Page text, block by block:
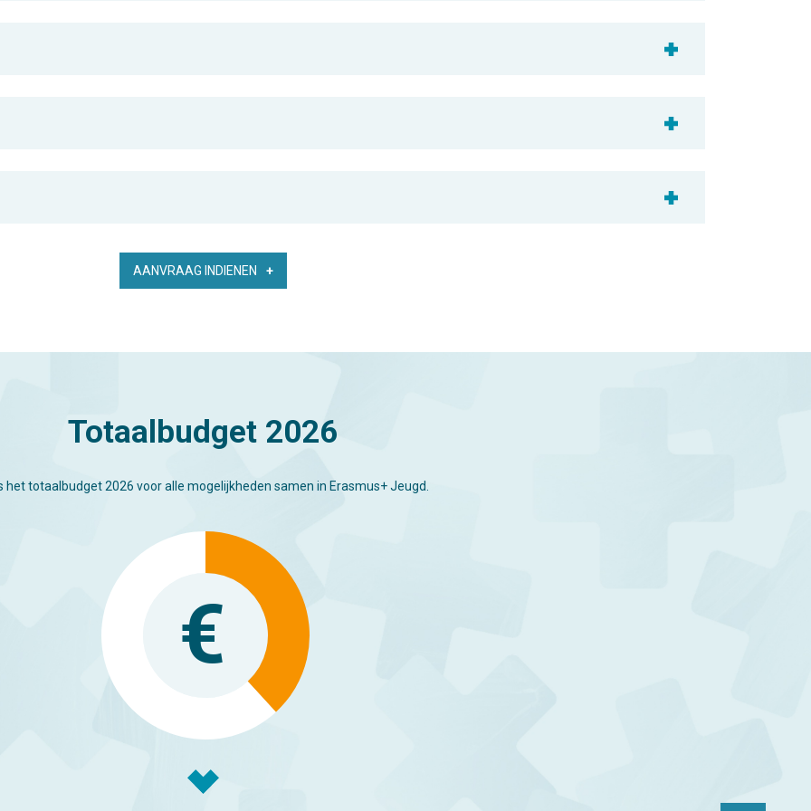
AANVRAAG INDIENEN
Totaalbudget 2026
het totaalbudget 2026 voor alle mogelijkheden samen in Erasmus+ Jeugd.